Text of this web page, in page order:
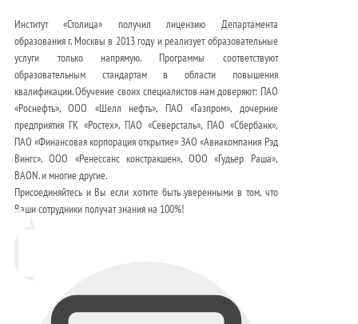
Институт «Столица» получил лицензию Департамента
образования г. Москвы в 2013 году и реализует образовательные
услуги только напрямую. Программы соответствуют
образовательным стандартам в области повышения
квалификации. Обучение своих специалистов нам доверяют: ПАО
«Роснефть», ООО «Шелл нефть», ПАО «Газпром», дочерние
предприятия ГК «Ростех», ПАО «Северсталь», ПАО «Сбербанк»,
ПАО «Финансовая корпорация открытие» ЗАО «Авиакомпания Рэд
Вингс», ООО «Ренессанс констракшен», ООО «Гудьер Раша»,
BAON. и многие другие.
Присоединяйтесь и Вы если хотите быть уверенными в том, что
Ваши сотрудники получат знания на 100%!